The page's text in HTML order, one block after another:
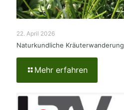
22. April 2026
Naturkundliche Kräuterwanderung
Mehr erfahren